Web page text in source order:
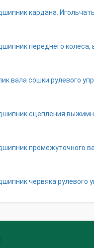
кардана.
переднего колеса,
вала сошки рулевого
сцепления
промежуточного
червяка рулевого